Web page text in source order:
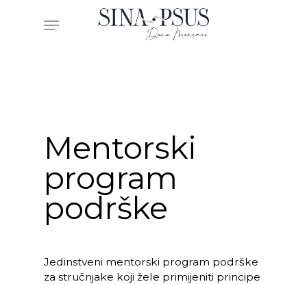
Menu
Mentorski
program
podrške
Jedinstveni mentorski program podrške
za stručnjake koji žele primijeniti principe